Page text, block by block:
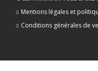
Mentions légales et
Conditions générales de